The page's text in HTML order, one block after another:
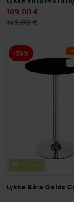
109,00 €
149,00 €
-39%
BEZ­MAK­SAS PIE­GĀ­DE
Lykke Bāra Galds